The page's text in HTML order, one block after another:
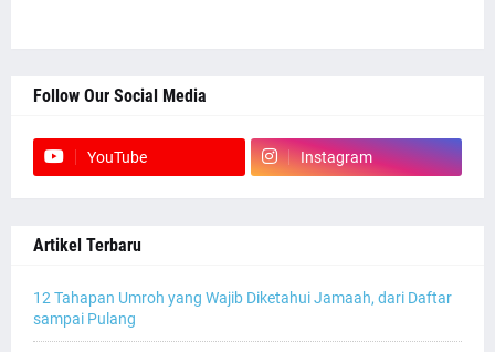
Follow Our Social Media
YouTube Instagram
Artikel Terbaru
12 Tahapan Umroh yang Wajib Diketahui Jamaah, dari Daftar
sampai Pulang